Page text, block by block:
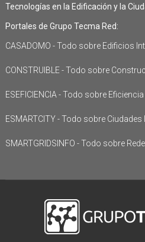
Tecnologías en la Edificación y la
Portales de Grupo Tecma Red:
CASADOMO - Todo sobre Edificios
CONSTRUIBLE - Todo sobre
ESEFICIENCIA - Todo sobre
ESMARTCITY - Todo sobre Ciudades
SMARTGRIDSINFO - Todo sobre